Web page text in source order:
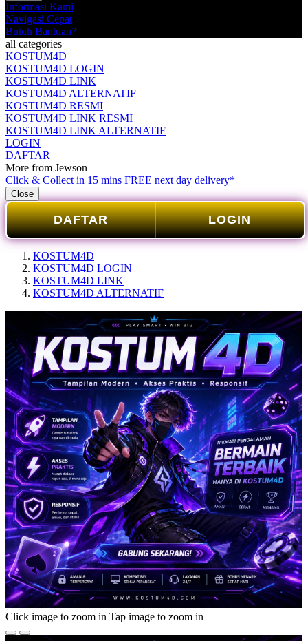
Informasi Kami
Navigasi Cepat
Butuh Bantuan?
all categories
KOSTUM4D
KOSTUM4D LOGIN
KOSTUM4D LINK
KOSTUM4D ALTERNATIF
KOSTUM4D RESMI
KOSTUM4D LINK RESMI
KOSTUM4D LINK ALTERNATIF
LOGIN
DAFTAR
More from Jewson
Click & Collect in 15 mins FREE next day delivery*
Close
DAFTAR LOGIN
KOSTUM4D
KOSTUM4D LOGIN
KOSTUM4D LINK
KOSTUM4D ALTERNATIF
Click image to zoom in Tap image to zoom in